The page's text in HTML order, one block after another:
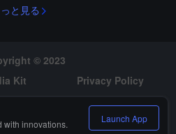
と見る
© 2023
Kit
Privacy Policy
with innovations. Launch App